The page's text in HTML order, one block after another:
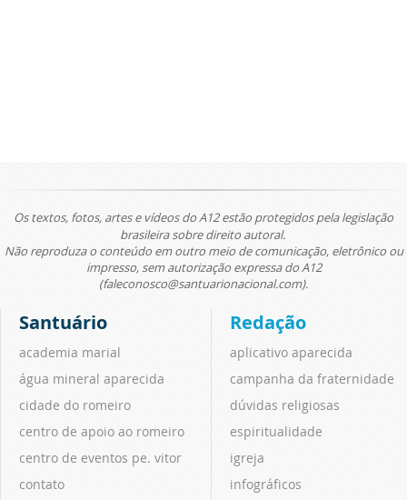
Os textos, fotos, artes e vídeos do A12 estão protegidos pela legislação
brasileira sobre direito autoral.
Não reproduza o conteúdo em outro meio de comunicação, eletrônico ou
impresso, sem autorização expressa do A12
(faleconosco@santuarionacional.com).
Santuário
academia marial
água mineral aparecida
cidade do romeiro
centro de apoio ao romeiro
centro de eventos pe. vitor
contato
Redação
aplicativo aparecida
campanha da fraternidade
dúvidas religiosas
espiritualidade
igreja
infográficos